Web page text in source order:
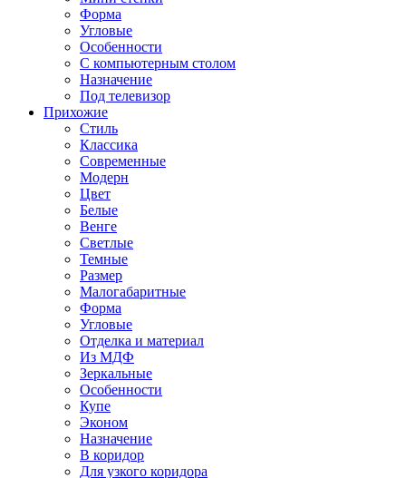
Форма
Угловые
Особенности
С компьютерным столом
Назначение
Под телевизор
Прихожие
Стиль
Классика
Современные
Модерн
Цвет
Белые
Венге
Светлые
Темные
Размер
Малогабаритные
Форма
Угловые
Отделка и материал
Из МДФ
Зеркальные
Особенности
Купе
Эконом
Назначение
В коридор
Для узкого коридора